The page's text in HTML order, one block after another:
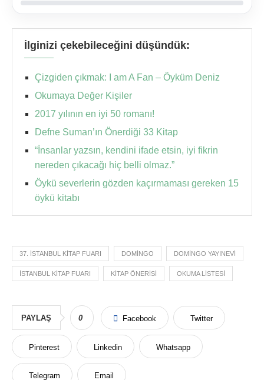
İlginizi çekebileceğini düşündük:
Çizgiden çıkmak: I am A Fan – Öyküm Deniz
Okumaya Değer Kişiler
2017 yılının en iyi 50 romanı!
Defne Suman’ın Önerdiği 33 Kitap
“İnsanlar yazsın, kendini ifade etsin, iyi fikrin
nereden çıkacağı hiç belli olmaz.”
Öykü severlerin gözden kaçırmaması gereken 15
öykü kitabı
37. İSTANBUL KITAP FUARI DOMINGO DOMINGO YAYINEVI
ISTANBUL KITAP FUARI KITAP ÖNERISI OKUMA LISTESI
PAYLAŞ 0 Facebook Twitter
Pinterest Linkedin Whatsapp
Telegram Email